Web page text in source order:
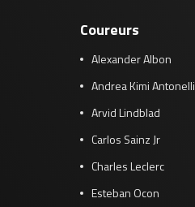
Coureurs
Alexander Albon
Andrea Kimi Antonelli
Arvid Lindblad
Carlos Sainz Jr
Charles Leclerc
Esteban Ocon